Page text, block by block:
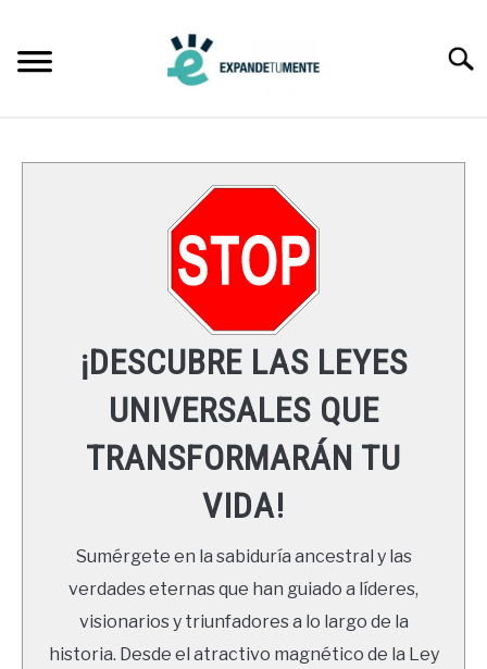
content
LEYES UNIVERSALES
RECURSOS
NEWSLETTER
¡DESCUBRE LAS LEYES
UNIVERSALES QUE
TRANSFORMARÁN TU
VIDA!
Sumérgete en la sabiduría ancestral y las
verdades eternas que han guiado a líderes,
visionarios y triunfadores a lo largo de la
historia. Desde el atractivo magnético de la Ley